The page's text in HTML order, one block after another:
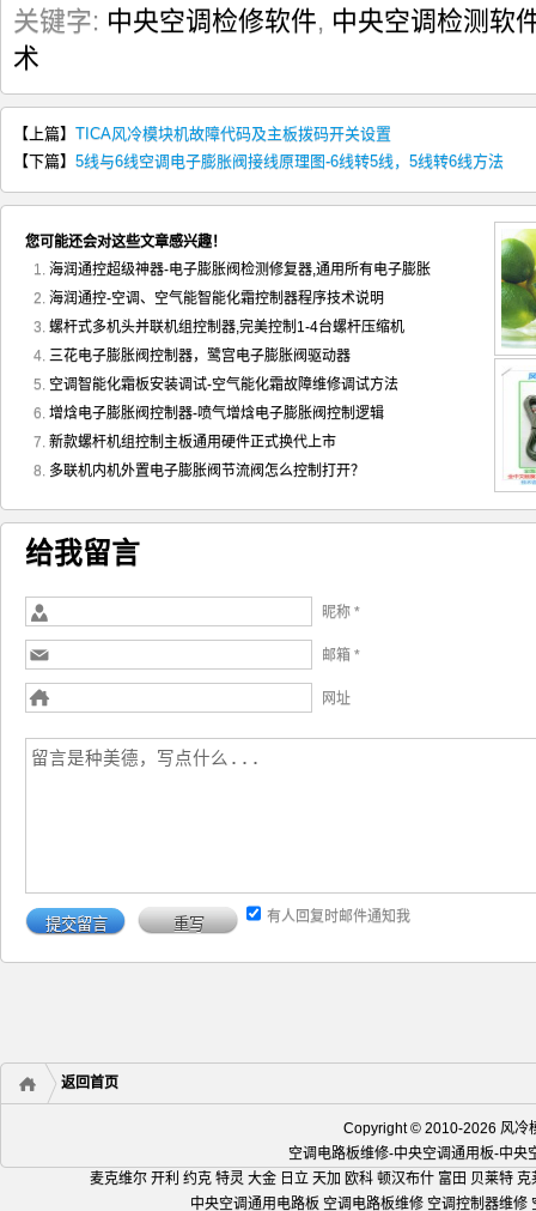
关键字: 中央空调检修软件, 中央空调检测软
术
【上篇】 TICA风冷模块机故障代码及主板拨码开关设置
【下篇】 5线与6线空调电子膨胀阀接线原理图-6线转5线，5线转6线方法
您可能还会对这些文章感兴趣！
海润通控超级神器-电子膨胀阀检测修复器,通用所有电子膨胀
海润通控-空调、空气能智能化霜控制器程序技术说明
螺杆式多机头并联机组控制器,完美控制1-4台螺杆压缩机
三花电子膨胀阀控制器，鹭宫电子膨胀阀驱动器
空调智能化霜板安装调试-空气能化霜故障维修调试方法
增焓电子膨胀阀控制器-喷气增焓电子膨胀阀控制逻辑
新款螺杆机组控制主板通用硬件正式换代上市
多联机内机外置电子膨胀阀节流阀怎么控制打开？
给我留言
昵称 *
邮箱 *
网址
有人回复时邮件通知我
返回首页
Copyright © 2010-2026 风冷
空调电路板维修-中央空调通用板-中
麦克维尔 开利 约克 特灵 大金 日立 天加 欧科 顿汉布什 富田 贝莱特
中央空调通用电路板 空调电路板维修 空调控制器维